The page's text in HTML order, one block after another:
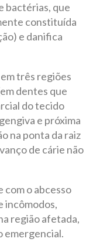
bactérias, que
constituída
e danifica
três regiões
dentes que
do tecido
e próxima
na ponta da raiz
de cárie não
com o abcesso
incômodos,
região afetada,
emergencial.